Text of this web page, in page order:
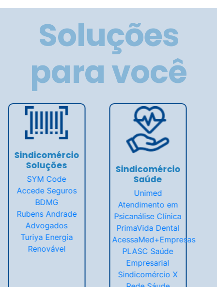
Soluções
para você
Sindicomércio
Certificações
Certificado Digital
Sindicomércio
Ensino
Suprema
UniCesumar
Estácio
Senac